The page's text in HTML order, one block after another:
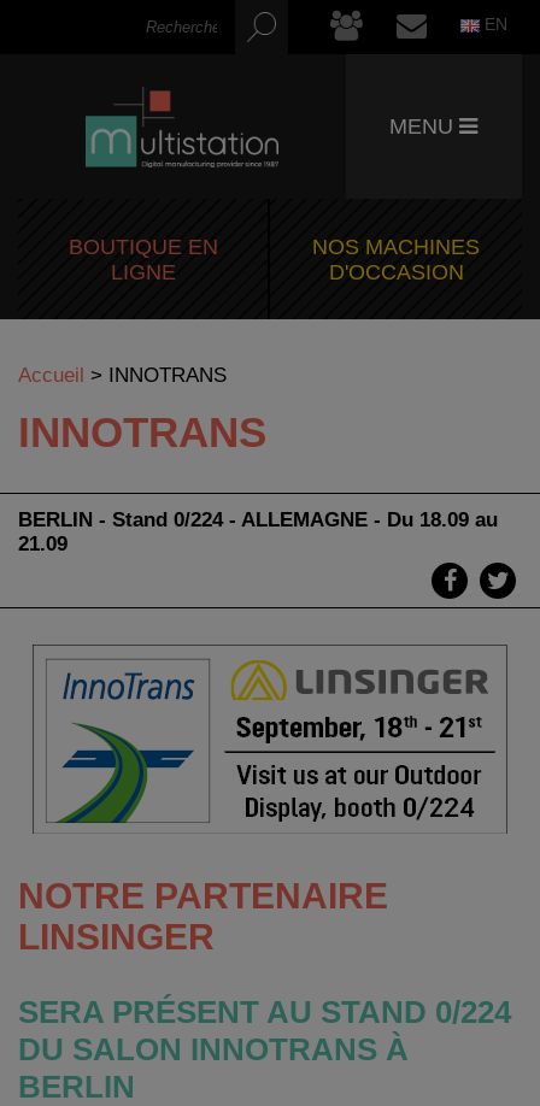
EN
MENU
BOUTIQUE EN
LIGNE
NOS MACHINES
D'OCCASION
Accueil > INNOTRANS
INNOTRANS
BERLIN - Stand 0/224 - ALLEMAGNE - Du 18.09 au
21.09
NOTRE PARTENAIRE
LINSINGER
SERA PRÉSENT AU STAND 0/224
DU SALON INNOTRANS À
BERLIN